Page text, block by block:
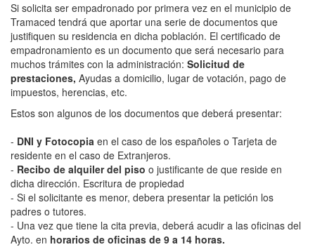
Si solicita ser empadronado por primera vez en el municipio de
Tramaced tendrá que aportar una serie de documentos que
justifiquen su residencia en dicha población. El certificado de
empadronamiento es un documento que será necesario para
muchos trámites con la administración: Solicitud de
prestaciones, Ayudas a domicilio, lugar de votación, pago de
impuestos, herencias, etc.
Estos son algunos de los documentos que deberá presentar:
- DNI y Fotocopia en el caso de los españoles o Tarjeta de
residente en el caso de Extranjeros.
- Recibo de alquiler del piso o justificante de que reside en
dicha dirección. Escritura de propiedad
- Si el solicitante es menor, debera presentar la petición los
padres o tutores.
- Una vez que tiene la cita previa, deberá acudir a las oficinas del
Ayto. en horarios de oficinas de 9 a 14 horas.